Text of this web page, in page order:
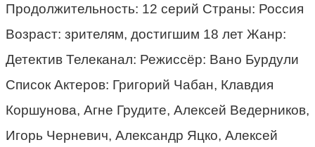
Продолжительность: 12 серий Страны: Россия
Возраст: зрителям, достигшим 18 лет Жанр:
Детектив Телеканал: Режиссёр: Вано Бурдули
Список Актеров: Григорий Чабан, Клавдия
Коршунова, Агне Грудите, Алексей Ведерников,
Игорь Черневич, Александр Яцко, Алексей